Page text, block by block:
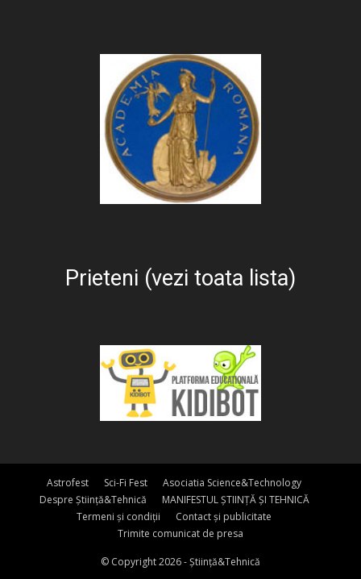
Prieteni (vezi toata lista)
Astrofest Sci-Fi Fest
Asociatia Science&Technology
Despre Știință&Tehnică
MANIFESTUL ȘTIINȚĂ ȘI TEHNICĂ
Termeni și condiții
Contact și publicitate
Trimite comunicat de presa
© Copyright 2026 - Știință&Tehnică